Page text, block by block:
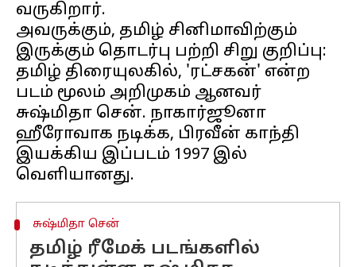
வருகிறார்.
அவருக்கும், தமிழ் சினிமாவிற்கும்
இருக்கும் தொடர்பு பற்றி சிறு குறிப்பு:
தமிழ் திரையுலகில், 'ரட்சகன்' என்ற
படம் மூலம் அறிமுகம் ஆனவர்
சுஷ்மிதா சென். நாகார்ஜூனா
ஹீரோவாக நடிக்க, பிரவீன் காந்தி
இயக்கிய இப்படம் 1997 இல்
சுஷ்மிதா சென்
தமிழ் ரீமேக் படங்களில்